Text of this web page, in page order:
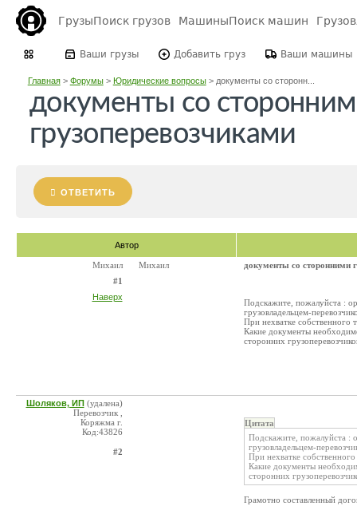
ГрузыПоиск грузов МашиныПоиск машин
Ваши грузы Добавить груз Ваши машины
Главная> Форумы> Юридические вопросы> документы со сторонн...
документы со
грузоперевозчиками
ОТВЕТИТЬ
Автор
Михаил
#1
Наверх
Михаил документы со сторонними
Подскажите, пожалуйста :
грузовладельцем-
При нехватке собственного
Какие документы
сторонних
Шоляков, ИП (удалена)
Перевозчик ,
Коряжма г.
Код:43826
#2
Цитата
Подскажите, пожалуйста :
грузовладельцем-
При нехватке
Какие документы
сторонних
Грамотно составленный